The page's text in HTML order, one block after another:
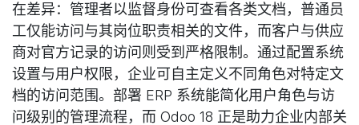
在差异：管理者以监督身份可查看各类文档，普通员
工仅能访问与其岗位职责相关的文件，而客户与供应
商对官方记录的访问则受到严格限制。通过配置系统
设置与用户权限，企业可自主定义不同角色对特定文
档的访问范围。部署 ERP 系统能简化用户角色与访
问级别的管理流程，而 Odoo 18 正是助力企业内部关